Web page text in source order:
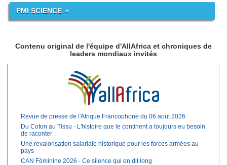
PMI SCIENCE
Contenu original de l'équipe d'AllAfrica et chroniques de
leaders mondiaux invités
Revue de presse de l'Afrique Francophone du 06 aout 2026
Du Coton au Tissu - L'histoire que le continent a toujours eu besoin
de raconter
Une revalorisation salariale historique pour les forces armées au
pays
CAN Féminine 2026 - Ce silence qui en dit long